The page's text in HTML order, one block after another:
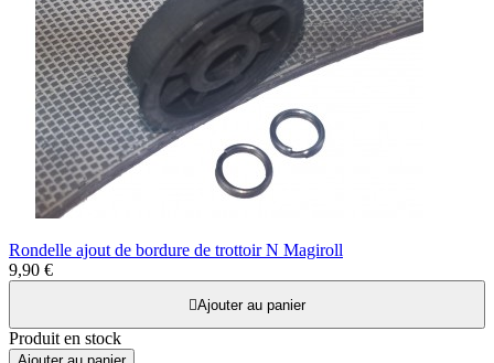
Rondelle ajout de bordure de trottoir N Magiroll
9,90 €
Ajouter au panier
Produit en stock